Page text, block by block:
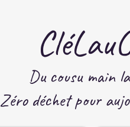
Du cousu main
Zéro déchet pour